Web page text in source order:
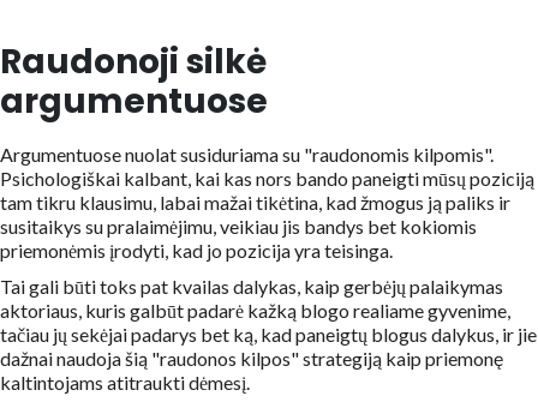
Raudonoji silkė
argumentuose
Argumentuose nuolat susiduriama su "raudonomis kilpomis".
Psichologiškai kalbant, kai kas nors bando paneigti mūsų poziciją
tam tikru klausimu, labai mažai tikėtina, kad žmogus ją paliks ir
susitaikys su pralaimėjimu, veikiau jis bandys bet kokiomis
priemonėmis įrodyti, kad jo pozicija yra teisinga.
Tai gali būti toks pat kvailas dalykas, kaip gerbėjų palaikymas
aktoriaus, kuris galbūt padarė kažką blogo realiame gyvenime,
tačiau jų sekėjai padarys bet ką, kad paneigtų blogus dalykus, ir jie
dažnai naudoja šią "raudonos kilpos" strategiją kaip priemonę
kaltintojams atitraukti dėmesį.